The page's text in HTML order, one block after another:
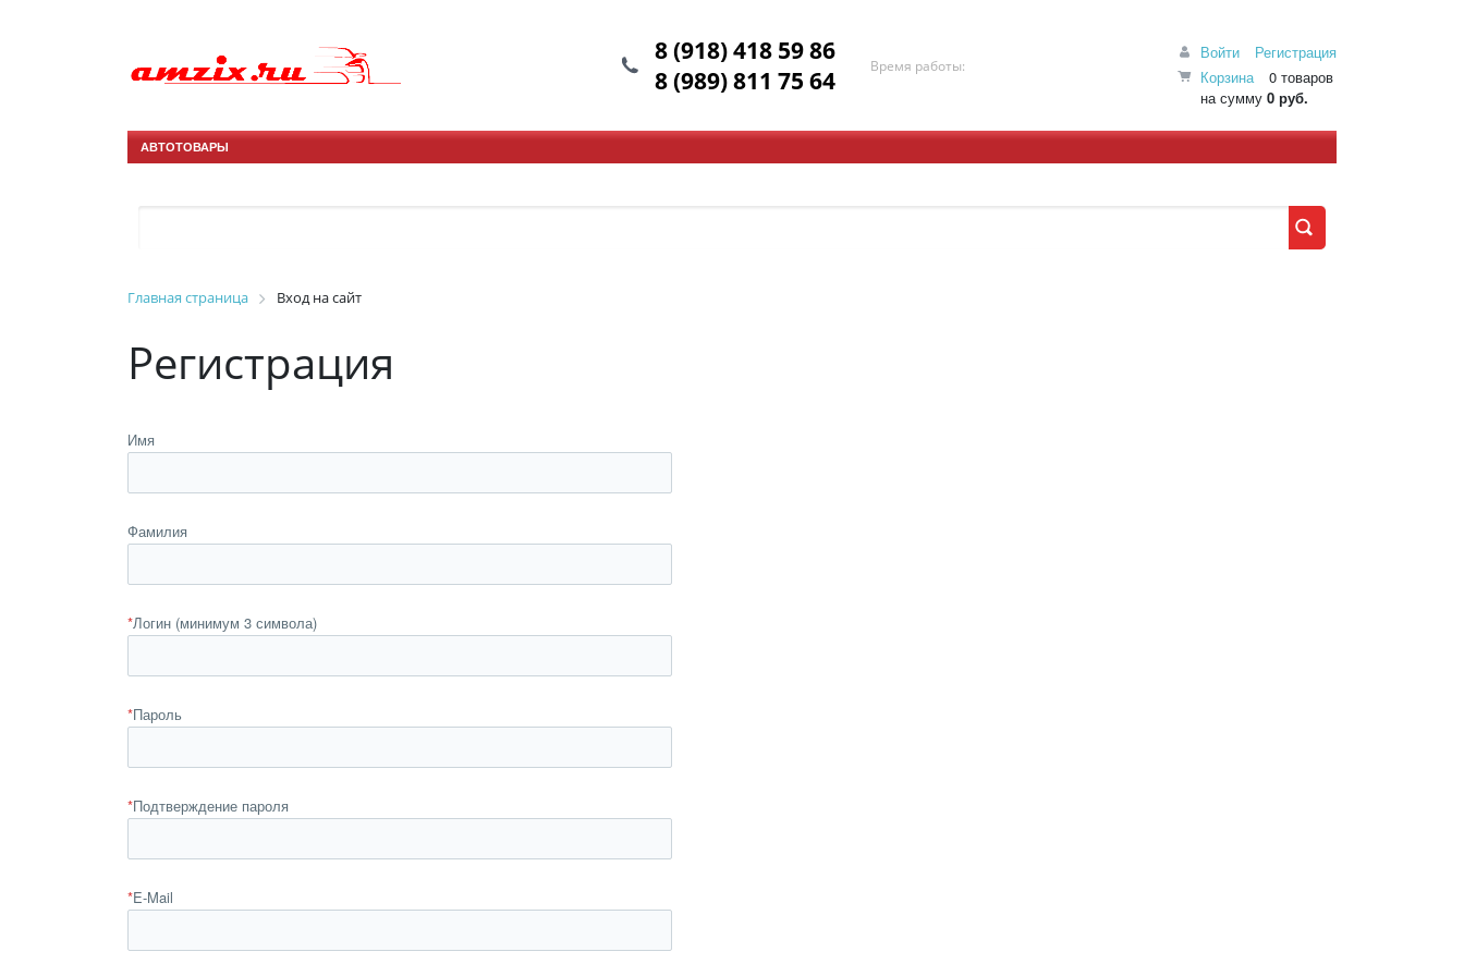
Войти
Регистрация
Корзина
0 товаров
на сумму 0 руб.
8 (918) 418 59 86
8 (989) 811 75 64
Время работы:
АВТОТОВАРЫ
Главная страница Вход на сайт
Регистрация
Имя
Фамилия
*Логин (минимум 3 символа)
*Пароль
*Подтверждение пароля
*E-Mail